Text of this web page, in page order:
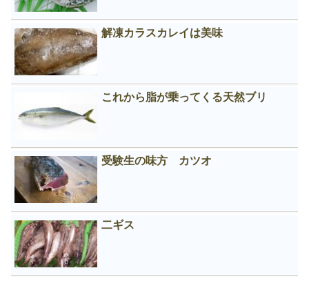
解凍カラスカレイは美味
これから脂が乗ってくる天然ブリ
受験生の味方 カツオ
二ギス